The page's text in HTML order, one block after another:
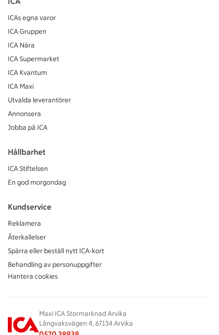
ICAs egna varor
ICA Gruppen
ICA Nära
ICA Supermarket
ICA Kvantum
ICA Maxi
Utvalda leverantörer
Annonsera
Jobba på ICA
Hållbarhet
ICA Stiftelsen
En god morgondag
Kundservice
Reklamera
Återkallelser
Spärra eller beställ nytt ICA-kort
Behandling av personuppgifter
Hantera cookies
Maxi ICA Stormarknad Arvika
Långvaksvägen 4, 67134 Arvika